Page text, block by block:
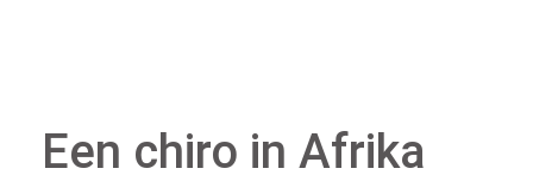
Een chiro in Afrika